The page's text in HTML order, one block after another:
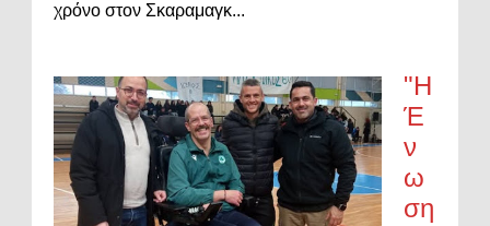
χρόνο στον Σκαραμαγκ...
"Η
Έ
ν
ω
ση